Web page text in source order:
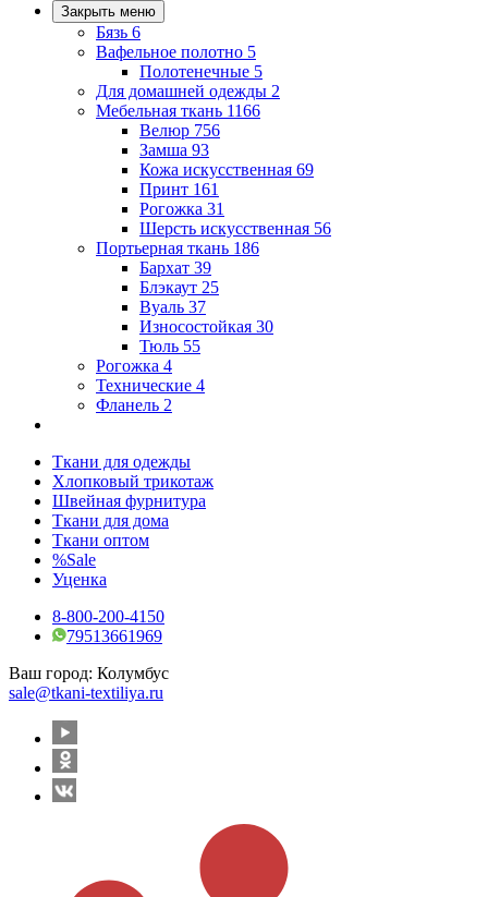
Закрыть меню
Бязь 6
Вафельное полотно 5
Полотенечные 5
Для домашней одежды 2
Мебельная ткань 1166
Велюр 756
Замша 93
Кожа искусственная 69
Принт 161
Рогожка 31
Шерсть искусственная 56
Портьерная ткань 186
Бархат 39
Блэкаут 25
Вуаль 37
Износостойкая 30
Тюль 55
Рогожка 4
Технические 4
Фланель 2
Ткани для одежды
Хлопковый трикотаж
Швейная фурнитура
Ткани для дома
Ткани оптом
%Sale
Уценка
8-800-200-4150
79513661969
Ваш город: Колумбус
sale@tkani-textiliya.ru